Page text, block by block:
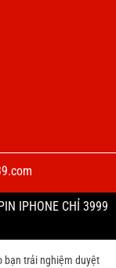
IPHONE CHỈ 3999
bạn trải nghiệm duyệt